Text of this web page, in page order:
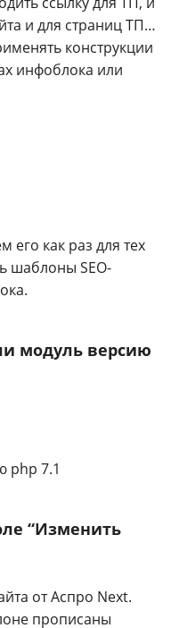
и для страниц ТП…
конструкции
инфоблока или
его как раз для тех
шаблоны SEO-
модуль версию
php 7.1
“Изменить
от Аспро Next.
прописаны